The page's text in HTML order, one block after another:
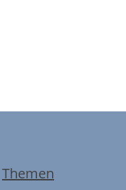
Themen